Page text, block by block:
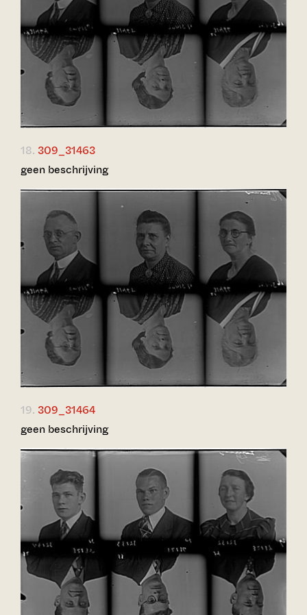
18. 309_31463
geen beschrijving
19. 309_31464
geen beschrijving